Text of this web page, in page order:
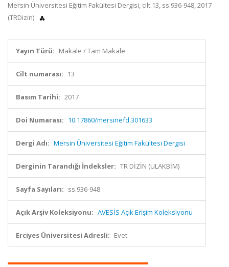
Mersin Üniversitesi Eğitim Fakültesi Dergisi, cilt.13, ss.936-948, 2017
(TRDizin)
Yayın Türü: Makale / Tam Makale
Cilt numarası: 13
Basım Tarihi: 2017
Doi Numarası: 10.17860/mersinefd.301633
Dergi Adı: Mersin Üniversitesi Eğitim Fakültesi Dergisi
Derginin Tarandığı İndeksler: TR DİZİN (ULAKBİM)
Sayfa Sayıları: ss.936-948
Açık Arşiv Koleksiyonu: AVESİS Açık Erişim Koleksiyonu
Erciyes Üniversitesi Adresli: Evet